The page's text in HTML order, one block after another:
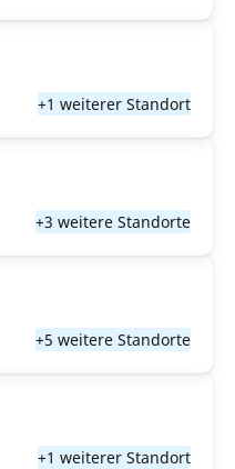
+1 weiterer Standort
+3 weitere Standorte
+5 weitere Standorte
+1 weiterer Standort